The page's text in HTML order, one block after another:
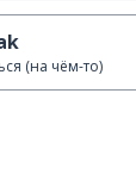
(на чём-то)